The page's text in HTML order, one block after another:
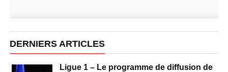
DERNIERS ARTICLES
Ligue 1 – Le programme de diffusion de